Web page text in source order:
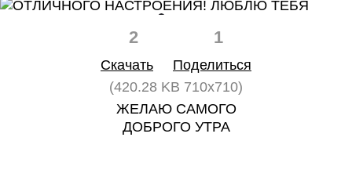
2 1
Скачать
Поделиться
(420.28 KB 710x710)
ЖЕЛАЮ САМОГО
ДОБРОГО УТРА